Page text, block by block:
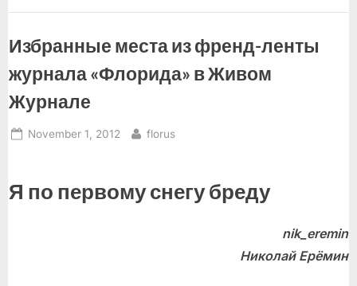
Избранные места из френд-ленты
журнала «Флорида» в Живом
Журнале
Posted
November 1, 2012 By
florus
Я по первому снегу бреду
nik_eremin
Николай Ерёмин